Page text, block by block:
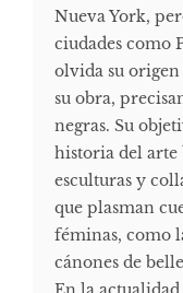
Nueva York,
ciudades como
olvida su
su obra,
negras. Su
historia del arte
esculturas y
que plasman
féminas, como
cánones de